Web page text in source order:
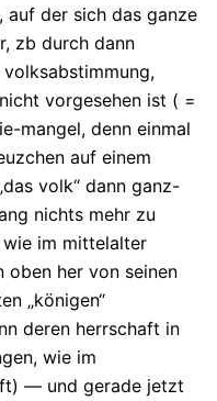
auf der sich das ganze
zb durch dann
vorgesehen ist ( =
mangel, denn einmal
auf einem
volk“ dann ganz-
nichts mehr zu
im mittelalter
oben her von seinen
„königen“
deren herrschaft in
wie im
— und gerade jetzt